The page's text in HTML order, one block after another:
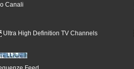
Canali
Ultra High Definition TV Channels